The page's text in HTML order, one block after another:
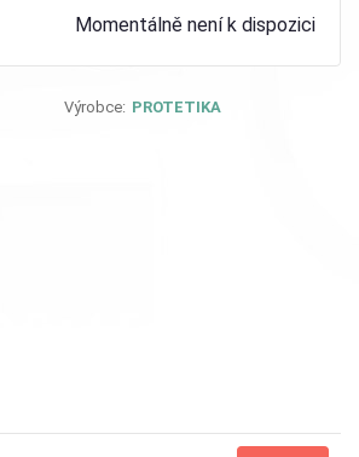
Momentálně není k dispozici
Výrobce: PROTETIKA